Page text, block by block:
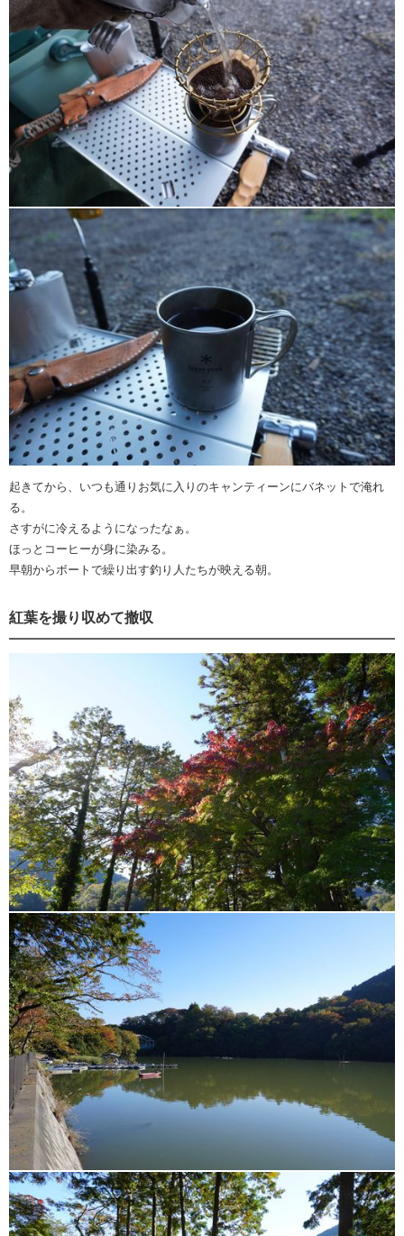
起きてから、いつも通りお気に入りのキャンティーンにバネットで淹れ
る。
さすがに冷えるようになったなぁ。
ほっとコーヒーが身に染みる。
早朝からボートで繰り出す釣り人たちが映える朝。
紅葉を撮り収めて撤収